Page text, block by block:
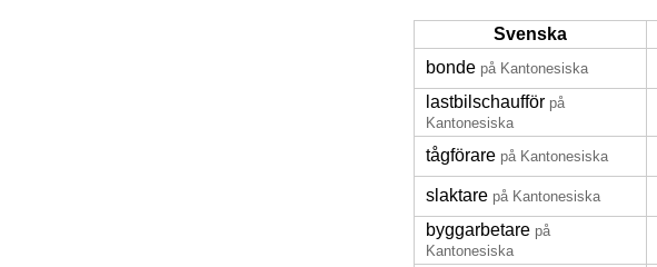
Svenska
bonde på Kantonesiska
lastbilschaufför på
Kantonesiska
tågförare på Kantonesiska
slaktare på Kantonesiska
byggarbetare på
Kantonesiska